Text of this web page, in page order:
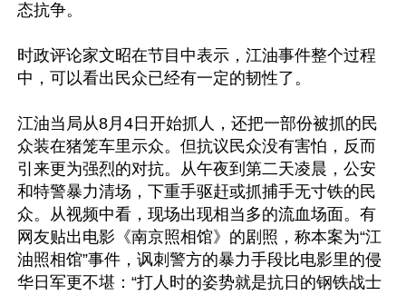
态抗争。
时政评论家文昭在节目中表示，江油事件整个过程
中，可以看出民众已经有一定的韧性了。
江油当局从8月4日开始抓人，还把一部份被抓的民
众装在猪笼车里示众。但抗议民众没有害怕，反而
引来更为强烈的对抗。从午夜到第二天凌晨，公安
和特警暴力清场，下重手驱赶或抓捕手无寸铁的民
众。从视频中看，现场出现相当多的流血场面。有
网友贴出电影《南京照相馆》的剧照，称本案为“江
油照相馆”事件，讽刺警方的暴力手段比电影里的侵
华日军更不堪：“打人时的姿势就是抗日的钢铁战士